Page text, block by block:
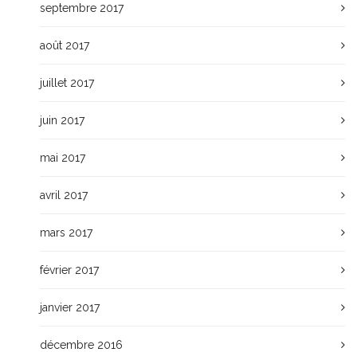
septembre 2017
août 2017
juillet 2017
juin 2017
mai 2017
avril 2017
mars 2017
février 2017
janvier 2017
décembre 2016